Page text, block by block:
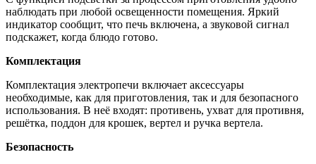
наблюдать при любой освещенности помещения. Яркий
индикатор сообщит, что печь включена, а звуковой сигнал
подскажет, когда блюдо готово.
Комплектация
Комплектация электропечи включает аксессуары
необходимые, как для приготовления, так и для безопасного
использования. В неё входят: противень, ухват для противня,
решётка, поддон для крошек, вертел и ручка вертела.
Безопасность